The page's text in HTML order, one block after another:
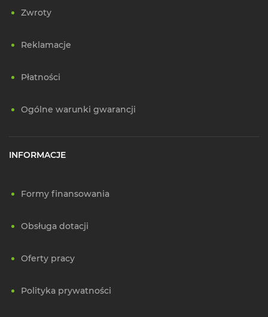
Zwroty
Reklamacje
Płatności
Ogólne warunki gwarancji
INFORMACJE
Formy finansowania
Obsługa dotacji
Oferty pracy
Polityka prywatności